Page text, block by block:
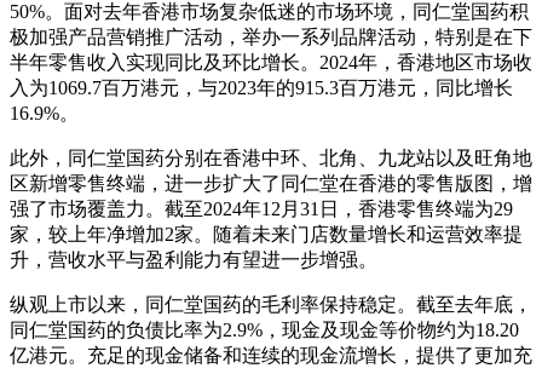
50%。面对去年香港市场复杂低迷的市场环境，同仁堂国药积
极加强产品营销推广活动，举办一系列品牌活动，特别是在下
半年零售收入实现同比及环比增长。2024年，香港地区市场收
入为1069.7百万港元，与2023年的915.3百万港元，同比增长
16.9%。
此外，同仁堂国药分别在香港中环、北角、九龙站以及旺角地
区新增零售终端，进一步扩大了同仁堂在香港的零售版图，增
强了市场覆盖力。截至2024年12月31日，香港零售终端为29
家，较上年净增加2家。随着未来门店数量增长和运营效率提
升，营收水平与盈利能力有望进一步增强。
纵观上市以来，同仁堂国药的毛利率保持稳定。截至去年底，
同仁堂国药的负债比率为2.9%，现金及现金等价物约为18.20
亿港元。充足的现金储备和连续的现金流增长，提供了更加充